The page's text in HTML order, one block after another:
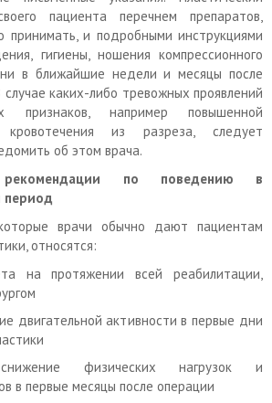
пациента перечнем препаратов,
принимать, и подробными инструкциями
гигиены, ношения компрессионного
в ближайшие недели и месяцы после
каких-либо тревожных проявлений
признаков, например повышенной
из разреза, следует
об этом врача.
рекомендации по поведению в
период
врачи обычно дают пациентам
относятся:
на протяжении всей реабилитации,
двигательной активности в первые дни
физических нагрузок и
в первые месяцы после операции